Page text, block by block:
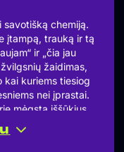
chemiją.
įtampą, trauką ir tą
ir „čia jau
žaidimas,
kai kuriems tiesiog
nei įprastai.
mėgsta įššūkius.
Tam, kuris
stebi viską. Ir tam,